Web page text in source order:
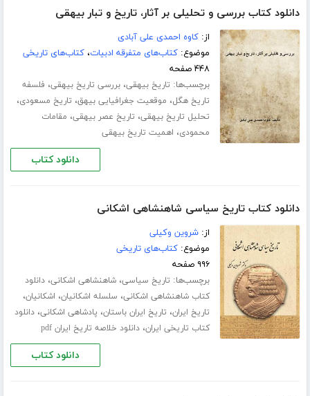
دانلود کتاب بررسى و تحلیلى بر آثار، تاریخ و تبار بیهقی
از:کاوه احمدی علی آبادی
موضوع:کتاب‌های متفرقه ادبیات،کتاب‌های تاریخی
۴۴۸ صفحه
برچسب‌ها: تاریخ بیهقی،بررسی تاریخ بیهقی، فلسفه
تاریخ هگل، موقعیت جغرافیایى بیهق، تاریخ مسعودى،
تحلیل تاریخ بیهقی، تاریخ عصر بیهقى، مقامات
محمودى، اهمیت تاریخ بیهقى
دانلود کتاب
دانلود کتاب تاریخ سیاسی شاهنشاهی اشکانی
از:شروین وکیلی
موضوع:کتاب‌های تاریخی
۹۹۶ صفحه
برچسب‌ها: تاریخ سیاسی،شاهنشاهی اشکانی،دانلود
کتاب شاهنشاهی اشکانی، سلسله اشکانیان، اشکانیان،
تاریخ ایران، تاریخ ایران باستان، پادشاهی اشکانی،دانلود
کتاب تاریخی ایران،دانلود خلاصه تاریخ ایران pdf
دانلود کتاب